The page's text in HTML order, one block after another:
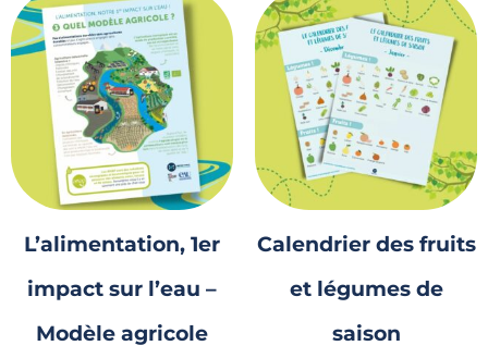
L’alimentation, 1er
impact sur l’eau –
Modèle agricole
Calendrier des fruits
et légumes de
saison